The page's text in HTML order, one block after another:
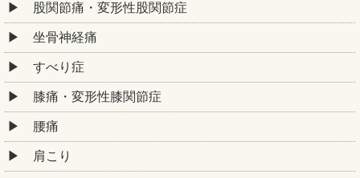
股関節痛・変形性股関節症
坐骨神経痛
すべり症
膝痛・変形性膝関節症
腰痛
肩こり